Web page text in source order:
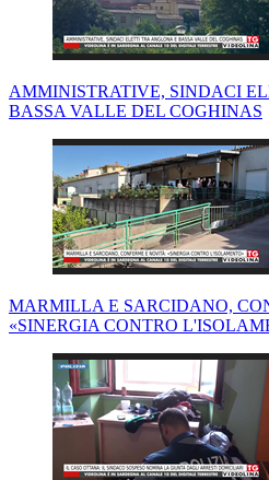
AMMINISTRATIVE, SINDACI
BASSA VALLE DEL COGHINAS
MARMILLA E SARCIDANO,
«SINERGIA CONTRO